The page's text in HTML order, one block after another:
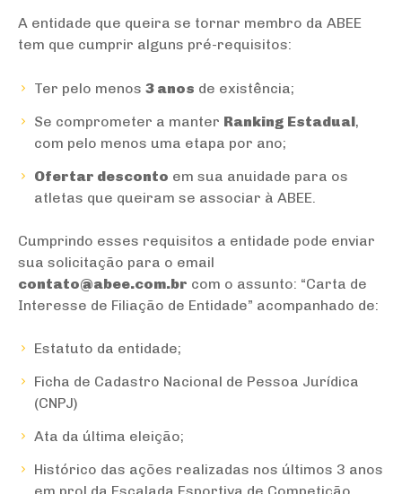
A entidade que queira se tornar membro da ABEE
tem que cumprir alguns pré-requisitos:
Ter pelo menos 3 anos de existência;
Se comprometer a manter Ranking Estadual,
com pelo menos uma etapa por ano;
Ofertar desconto em sua anuidade para os
atletas que queiram se associar à ABEE.
Cumprindo esses requisitos a entidade pode enviar
sua solicitação para o email
contato@abee.com.br com o assunto: “Carta de
Interesse de Filiação de Entidade” acompanhado de:
Estatuto da entidade;
Ficha de Cadastro Nacional de Pessoa Jurídica
(CNPJ)
Ata da última eleição;
Histórico das ações realizadas nos últimos 3 anos